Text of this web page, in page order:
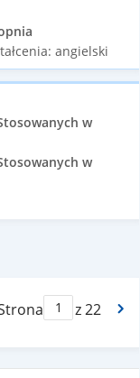
angielski
w
w
Max Stronaz 22